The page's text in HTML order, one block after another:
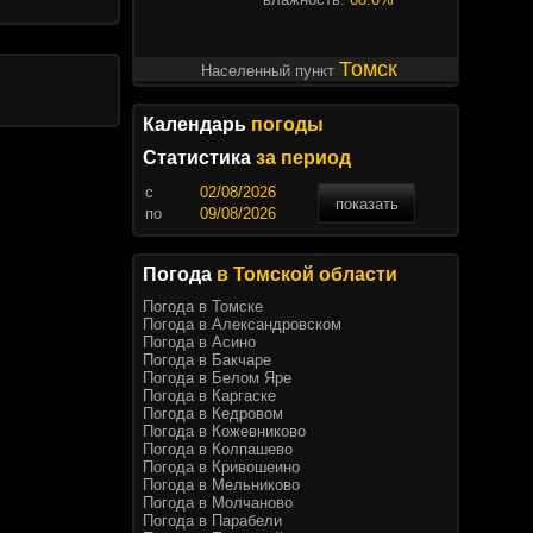
Населенный пункт Томск
Календарь погоды
Статистика за период
c
показать
по
Погода в Томской области
Погода в Томске
Погода в Александровском
Погода в Асино
Погода в Бакчаре
Погода в Белом Яре
Погода в Каргаске
Погода в Кедровом
Погода в Кожевниково
Погода в Колпашево
Погода в Кривошеино
Погода в Мельниково
Погода в Молчаново
Погода в Парабели